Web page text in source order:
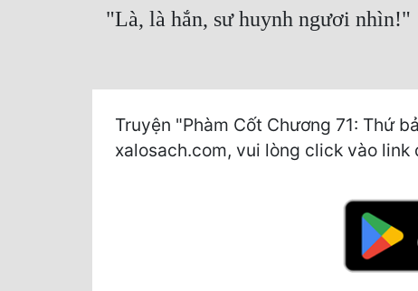
"Là, là hắn, sư huynh ngươi nhìn!"
Truyện "Phàm Cốt Chương 71: Thứ
xalosach.com, vui lòng click vào